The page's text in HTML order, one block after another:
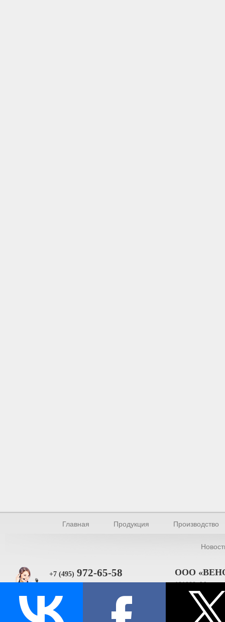
Главная Продукция Производство
+7 (495) 972-65-58 ООО
101000,
ИНН
© Производство уплотнителей и профилей 2026.